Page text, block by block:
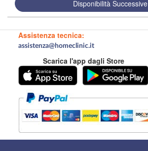
Disponibilità Successive
Assistenza tecnica:
assistenza@homeclinic.it
Scarica l'app dagli Store